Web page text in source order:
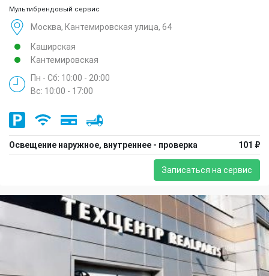
Мультибрендовый сервис
Москва, Кантемировская улица, 64
Каширская
Кантемировская
Пн - Сб: 10:00 - 20:00
Вс: 10:00 - 17:00
Освещение наружное, внутреннее - проверка 101 ₽
Записаться на сервис